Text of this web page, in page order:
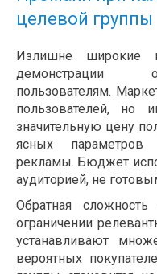
целевой группы
Излишне широкие
демонстрации
пользователям.
пользователей, но
значительную цену
ясных параметров
рекламы. Бюджет
аудиторией, не
Обратная
ограничении
устанавливают
вероятных